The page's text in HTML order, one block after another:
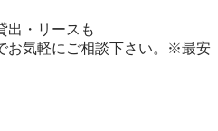
出・リースも
お気軽にご相談下さい。※最安